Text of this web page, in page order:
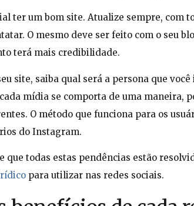
ter um bom site. Atualize sempre, com
O mesmo deve ser feito com o seu
terá mais credibilidade.
site, saiba qual será a persona que
mídia se comporta de uma maneira,
O método que funciona para os
do Instagram.
todas estas pendências estão
para utilizar nas redes sociais.